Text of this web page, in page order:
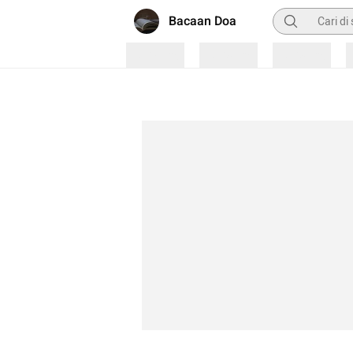
Bacaan Doa Pencarian